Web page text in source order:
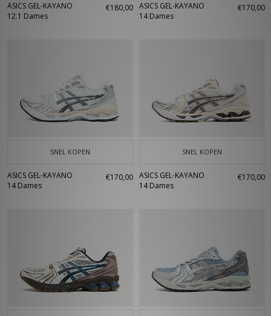
ASICS GEL-KAYANO
12.1 Dames
€180,00 ASICS GEL-KAYANO
14 Dames
€170,00
SNEL KOPEN
ASICS GEL-KAYANO
14 Dames
€170,00
SNEL KOPEN
ASICS GEL-KAYANO
14 Dames
€170,00